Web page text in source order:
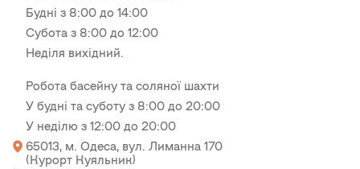
Будні з 8:00 до 14:00
Субота з 8:00 до 12:00
Неділя вихідний.
Робота басейну та соляної шахти
У будні та суботу з 8:00 до 20:00
У неділю з 12:00 до 20:00
65013, м. Одеса, вул. Лиманна 170
(Курорт Куяльник)